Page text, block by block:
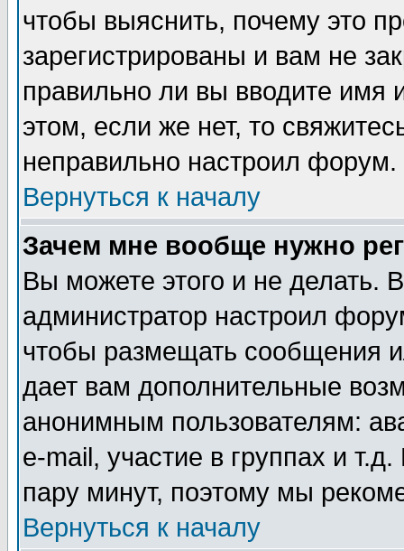
чтобы выяснить, почему это
зарегистрированы и вам не
правильно ли вы вводите
этом, если же нет, то
неправильно настроил форум.
Вернуться к началу
Зачем мне вообще нужно
Вы можете этого и не делать.
администратор настроил
чтобы размещать сообщения
дает вам дополнительные
анонимным пользователям:
e-mail, участие в группах и
пару минут, поэтому мы
Вернуться к началу